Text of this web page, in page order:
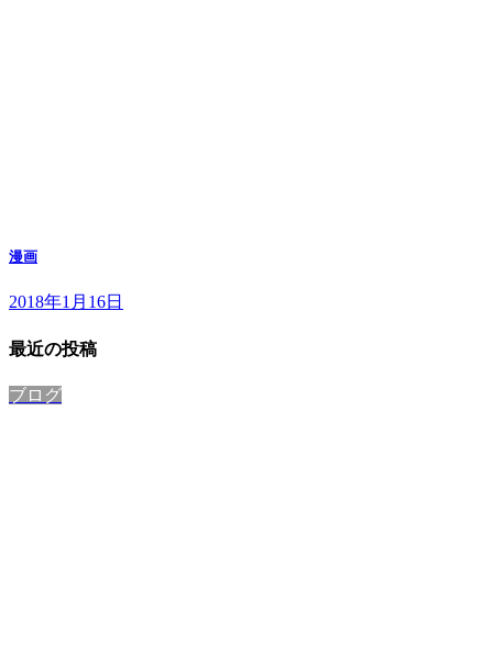
漫画
2018年1月16日
最近の投稿
ブログ